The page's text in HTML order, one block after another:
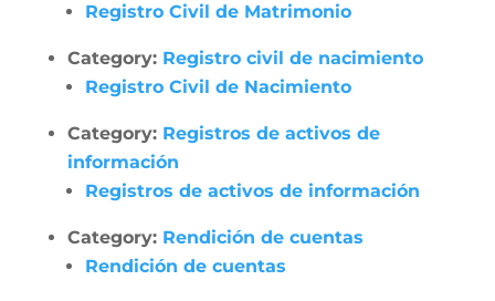
Registro Civil de Matrimonio
Category: Registro civil de nacimiento
Registro Civil de Nacimiento
Category: Registros de activos de
información
Registros de activos de información
Category: Rendición de cuentas
Rendición de cuentas